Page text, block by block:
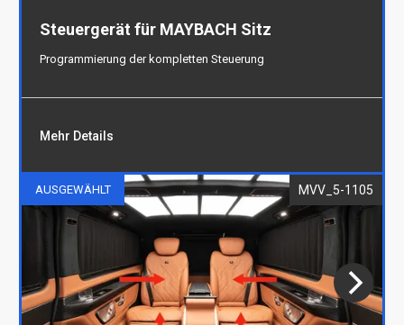
Steuergerät für MAYBACH Sitz
Programmierung der kompletten Steuerung
Steuergerät für MAYBACH Sitz
Programmierung der kompletten Steuerung
Mehr Details
AUSGEWÄHLT MVV_5-1105